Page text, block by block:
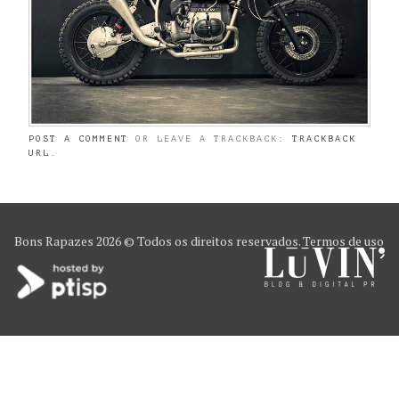
POST A COMMENT OR LEAVE A TRACKBACK: TRACKBACK
URL
Bons Rapazes 2026 © Todos os direitos reservados.Termos de uso